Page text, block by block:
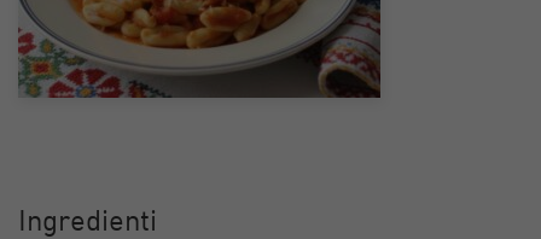
Ingredienti